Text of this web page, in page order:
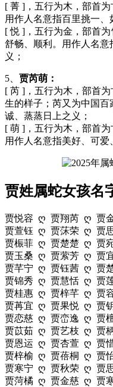
[ 菁 ]，五行为木，部首为
用作人名意指百里挑一、
[ 悦 ]，五行为金，部首为
舒畅、顺利。用作人名意
义；
5、 贾芮萌：
[ 芮 ]，五行为木，部首
生的样子；芮又为中国
诚、蒸蒸日上之义；
[ 萌 ]，五行为木，部首为
用作人名意指美好、可爱
贾姓属蛇女孩名
贾悦容 ღ 贾翔芮 ღ 贾
贾萱钰 ღ 贾莯荣 ღ 贾
贾桭菲 ღ 贾楚楚 ღ 贾
贾玉桑 ღ 贾萦芳 ღ 贾
贾芊宁 ღ 贾钰茜 ღ 贾
贾锦秀 ღ 贾慧恬 ღ 贾
贾桂惠 ღ 贾梓芊 ღ 贾
贾苒宜 ღ 贾果悦 ღ 贾
贾恋慈 ღ 贾峦逸 ღ 贾
贾苡茹 ღ 贾艺枝 ღ 贾
贾恩运 ღ 贾杏萱 ღ 贾
贾梓榆 ღ 贾蓓桐 ღ 贾
贾寒宁 ღ 贾秋荣 ღ 贾
贾菏橘 ღ 贾金慈 ღ 贾